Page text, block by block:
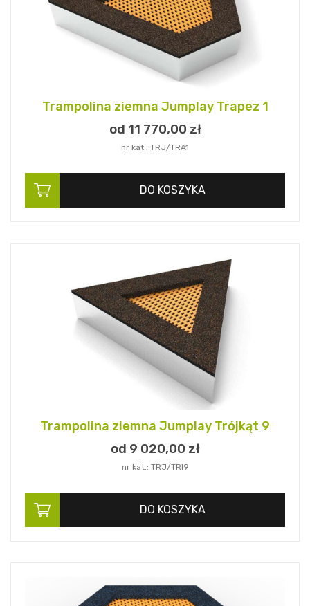
Trampolina ziemna Jumplay Trapez 1
od 11 770,00 zł
nr kat.: TRJ/TRA1
DO KOSZYKA
Trampolina ziemna Jumplay Trójkąt 9
od 9 020,00 zł
nr kat.: TRJ/TRI9
DO KOSZYKA